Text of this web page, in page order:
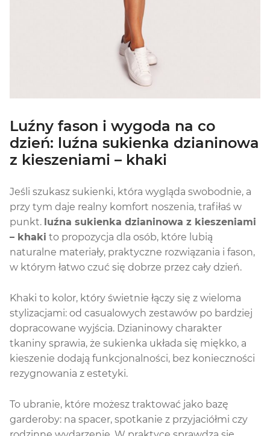
Luźny fason i wygoda na co
dzień: luźna sukienka dzianinowa
z kieszeniami – khaki
Jeśli szukasz sukienki, która wygląda swobodnie, a
przy tym daje realny komfort noszenia, trafiłaś w
punkt. luźna sukienka dzianinowa z kieszeniami
– khaki to propozycja dla osób, które lubią
naturalne materiały, praktyczne rozwiązania i fason,
w którym łatwo czuć się dobrze przez cały dzień.
Khaki to kolor, który świetnie łączy się z wieloma
stylizacjami: od casualowych zestawów po bardziej
dopracowane wyjścia. Dzianinowy charakter
tkaniny sprawia, że sukienka układa się miękko, a
kieszenie dodają funkcjonalności, bez konieczności
rezygnowania z estetyki.
To ubranie, które możesz traktować jako bazę
garderoby: na spacer, spotkanie z przyjaciółmi czy